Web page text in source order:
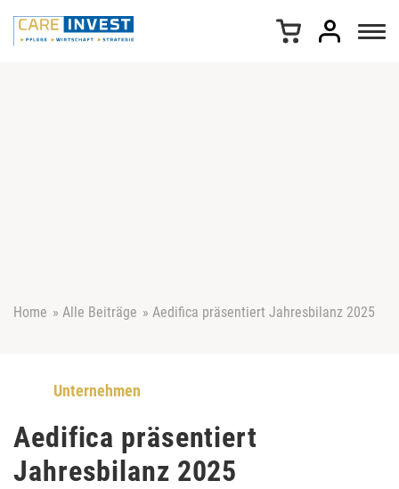
Home » Alle Beiträge » Aedifica präsentiert Jahresbilanz 2025
Unternehmen
Aedifica präsentiert
Jahresbilanz 2025